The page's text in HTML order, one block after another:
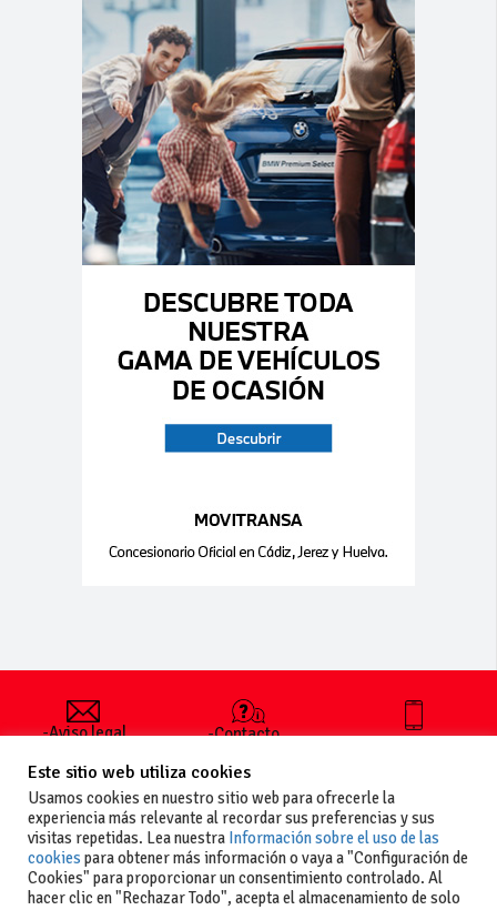
-Aviso legal
generales
de uso
-Política de
privacidad
-Política de
cookies
-Contacto
publicar un
anuncio
-Vende+
+34 627 35
Este sitio web utiliza cookies
Usamos cookies en nuestro sitio web para ofrecerle la
experiencia más relevante al recordar sus preferencias y sus
visitas repetidas. Lea nuestra Información sobre el uso de las
cookies para obtener más información o vaya a "Configuración de
Cookies" para proporcionar un consentimiento controlado. Al
hacer clic en "Rechazar Todo", acepta el almacenamiento de solo